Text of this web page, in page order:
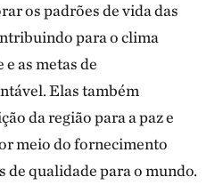
os padrões de vida das
para o clima
as metas de
Elas também
da região para a paz e
meio do fornecimento
de qualidade para o mundo.